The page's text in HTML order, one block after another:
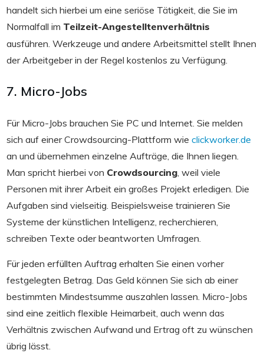
handelt sich hierbei um eine seriöse Tätigkeit, die Sie im
Normalfall im Teilzeit-Angestelltenverhältnis
ausführen. Werkzeuge und andere Arbeitsmittel stellt Ihnen
der Arbeitgeber in der Regel kostenlos zu Verfügung.
7. Micro-Jobs
Für Micro-Jobs brauchen Sie PC und Internet. Sie melden
sich auf einer Crowdsourcing-Plattform wie clickworker.de
an und übernehmen einzelne Aufträge, die Ihnen liegen.
Man spricht hierbei von Crowdsourcing , weil viele
Personen mit ihrer Arbeit ein großes Projekt erledigen. Die
Aufgaben sind vielseitig. Beispielsweise trainieren Sie
Systeme der künstlichen Intelligenz, recherchieren,
schreiben Texte oder beantworten Umfragen.
Für jeden erfüllten Auftrag erhalten Sie einen vorher
festgelegten Betrag. Das Geld können Sie sich ab einer
bestimmten Mindestsumme auszahlen lassen. Micro-Jobs
sind eine zeitlich flexible Heimarbeit, auch wenn das
Verhältnis zwischen Aufwand und Ertrag oft zu wünschen
übrig lässt.